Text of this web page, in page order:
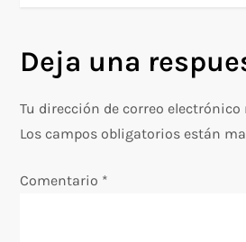
e
g
a
c
Deja una
Tu dirección de correo
Los campos obligatorios están
Comentario *